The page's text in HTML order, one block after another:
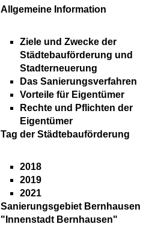
Allgemeine Information
Ziele und Zwecke der
Städtebauförderung und
Stadterneuerung
Das Sanierungsverfahren
Vorteile für Eigentümer
Rechte und Pflichten der
Eigentümer
Tag der Städtebauförderung
2018
2019
2021
Sanierungsgebiet Bernhausen
"Innenstadt Bernhausen"